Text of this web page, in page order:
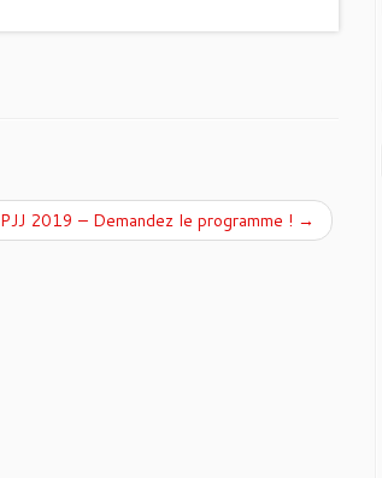
PJJ 2019 – Demandez le programme ! →